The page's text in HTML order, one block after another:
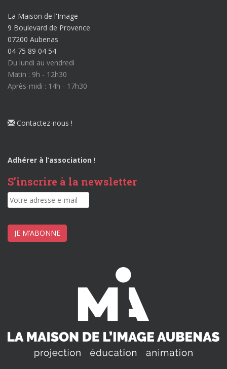
La Maison de l'Image
9 Boulevard de Provence
07200 Aubenas
04 75 89 04 54
Du lundi au vendredi
Matin : 9h - 12h30
Après-midi : 14h - 17h30
Contactez-nous !
Adhérer à l’association !
S’inscrire à la newsletter
JE M’ABONNE